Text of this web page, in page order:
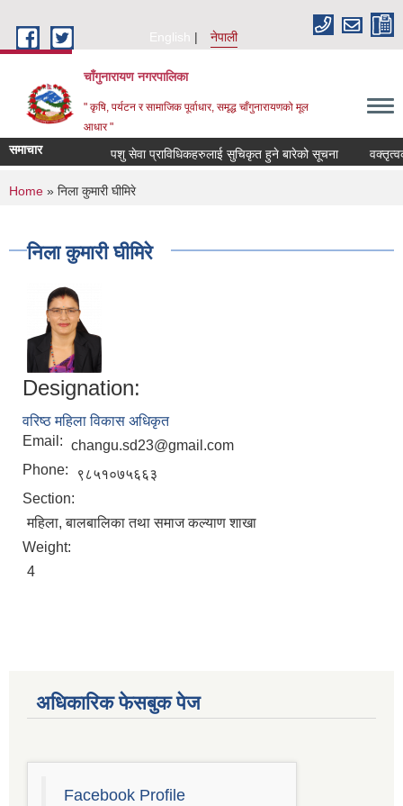
English
नेपाली
चाँगुनारायण नगरपालिका
" कृषि, पर्यटन र सामाजिक पूर्वाधार, समृद्ध चाँगुनारायणको मूल
आधार "
समाचार पशु सेवा प्राविधिकहरुलाई सुचिकृत हुने बारेको सूचना
You are here
Home » निला कुमारी घीमिरे
निला कुमारी घीमिरे
Designation:
वरिष्ठ महिला विकास अधिकृत
Email: changu.sd23@gmail.com
Phone:
९८५१०७५६६३
Section:
महिला, बालबालिका तथा समाज कल्याण शाखा
Weight:
4
अधिकारिक फेसबुक पेज
Facebook Profile